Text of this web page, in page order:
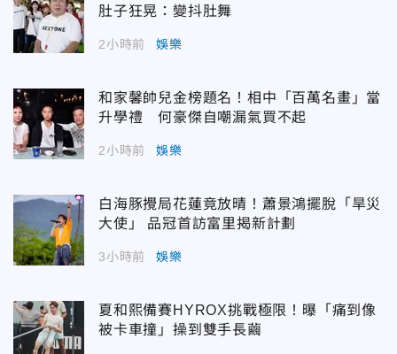
肚子狂晃：變抖肚舞
2小時前 娛樂
和家馨帥兒金榜題名！相中「百萬名畫」當
升學禮 何豪傑自嘲漏氣買不起
2小時前 娛樂
白海豚攪局花蓮竟放晴！蕭景鴻擺脫「旱災
大使」 品冠首訪富里揭新計劃
3小時前 娛樂
夏和熙備賽HYROX挑戰極限！曝「痛到像
被卡車撞」操到雙手長繭